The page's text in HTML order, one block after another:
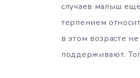
случаев малыш
терпением
в этом возрасте
поддерживают.